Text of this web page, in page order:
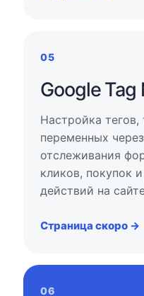
05
Google Tag
Настройка тегов,
переменных
отслеживания
кликов, покупок
действий на
Страница скоро →
06